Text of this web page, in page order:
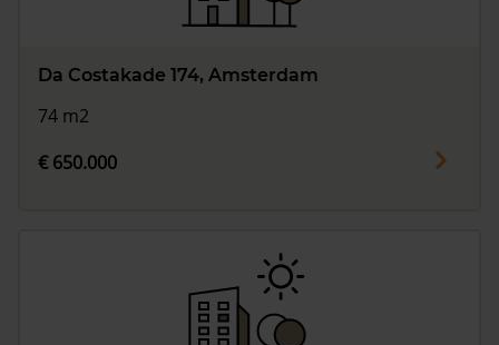
Da Costakade 174, Amsterdam
74 m2
€ 650.000